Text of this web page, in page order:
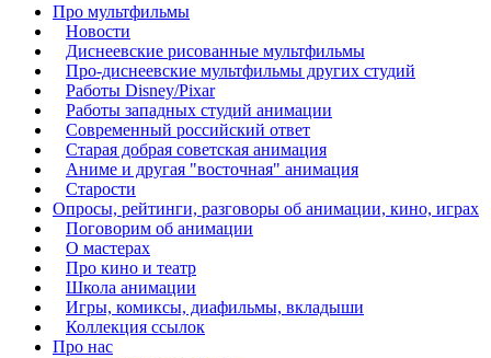
Про мультфильмы
Новости
Диснеевские рисованные мультфильмы
Про-диснеевские мультфильмы других студий
Работы Disney/Pixar
Работы западных студий анимации
Современный российский ответ
Старая добрая советская анимация
Аниме и другая "восточная" анимация
Старости
Опросы, рейтинги, разговоры об анимации, кино, играх
Поговорим об анимации
О мастерах
Про кино и театр
Школа анимации
Игры, комиксы, диафильмы, вкладыши
Коллекция ссылок
Про нас